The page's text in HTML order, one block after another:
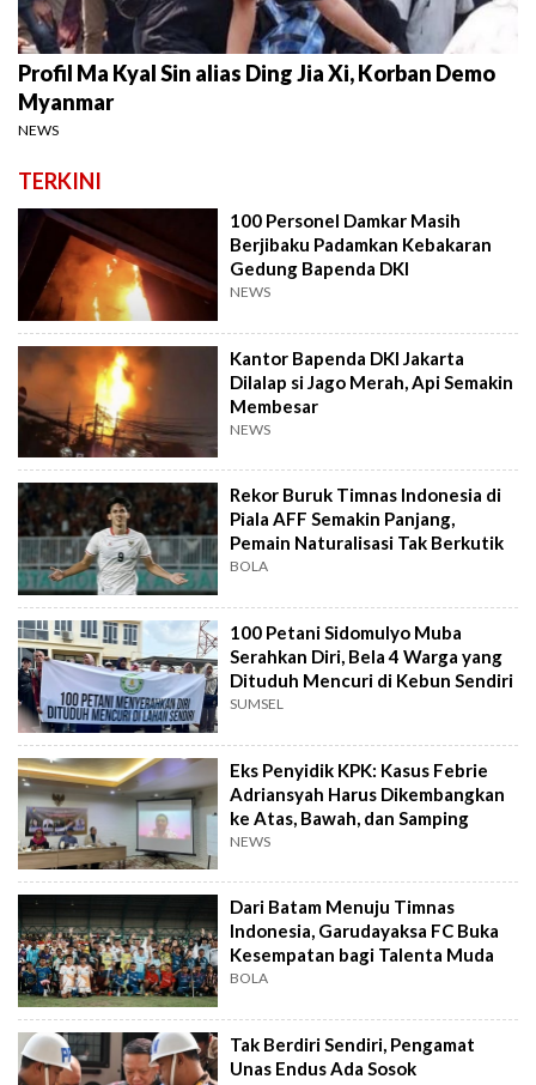
Profil Ma Kyal Sin alias Ding Jia Xi, Korban Demo
Myanmar
NEWS
TERKINI
100 Personel Damkar Masih
Berjibaku Padamkan Kebakaran
Gedung Bapenda DKI
NEWS
Kantor Bapenda DKI Jakarta
Dilalap si Jago Merah, Api Semakin
Membesar
NEWS
Rekor Buruk Timnas Indonesia di
Piala AFF Semakin Panjang,
Pemain Naturalisasi Tak Berkutik
BOLA
100 Petani Sidomulyo Muba
Serahkan Diri, Bela 4 Warga yang
Dituduh Mencuri di Kebun Sendiri
SUMSEL
Eks Penyidik KPK: Kasus Febrie
Adriansyah Harus Dikembangkan
ke Atas, Bawah, dan Samping
NEWS
Dari Batam Menuju Timnas
Indonesia, Garudayaksa FC Buka
Kesempatan bagi Talenta Muda
BOLA
Tak Berdiri Sendiri, Pengamat
Unas Endus Ada Sosok